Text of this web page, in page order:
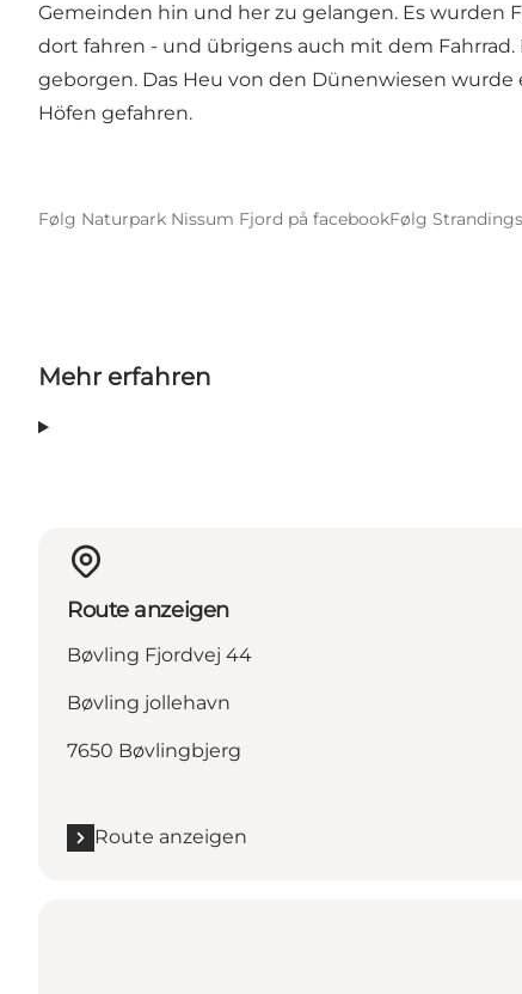
Gemeinden hin und her zu gelangen. Es
dort fahren - und übrigens auch mit dem
geborgen. Das Heu von den Dünenwiesen
Höfen gefahren.
Følg Naturpark Nissum Fjord på facebookFølg
Mehr erfahren
Route anzeigen
Bøvling Fjordvej 44
Bøvling jollehavn
7650 Bøvlingbjerg
Route anzeigen